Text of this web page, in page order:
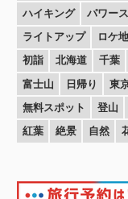
ハイキング
パワー
ライトアップ
ロケ地
初詣
北海道 千葉
富士山
日帰り 東
無料スポット
登山
紅葉
絶景 自然